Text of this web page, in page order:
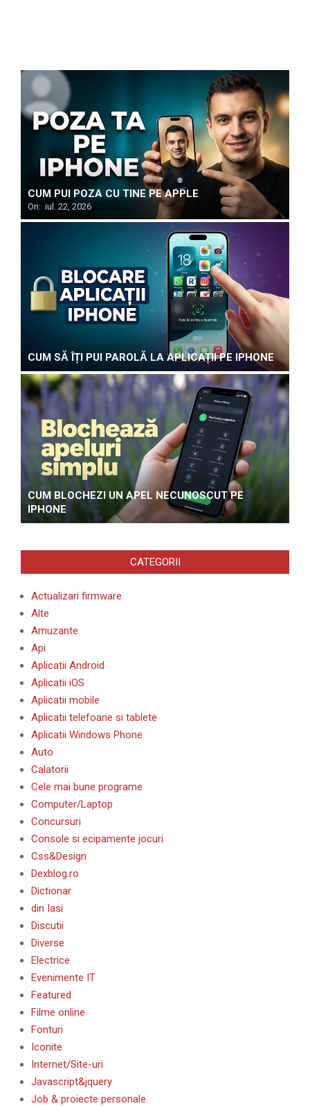
CUM PUI POZA CU TINE PE APPLE
On: iul. 22, 2026
CUM SĂ ÎȚI PUI PAROLĂ LA APLICAȚII PE IPHONE
CUM BLOCHEZI UN APEL NECUNOSCUT PE
IPHONE
CATEGORII
Actualizari firmware
Alte
Amuzante
Api
Aplicatii Android
Aplicatii iOS
Aplicatii mobile
Aplicatii telefoane si tablete
Aplicatii Windows Phone
Auto
Calatorii
Cele mai bune programe
Computer/Laptop
Concursuri
Console si ecipamente jocuri
Css&Design
Dexblog.ro
Dictionar
din Iasi
Discutii
Diverse
Electrice
Evenimente IT
Featured
Filme online
Fonturi
Iconite
Internet/Site-uri
Javascript&jquery
Job & proiecte personale